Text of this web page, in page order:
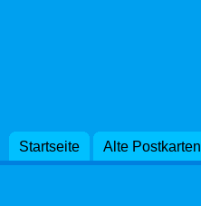
Startseite Alte Postkarten